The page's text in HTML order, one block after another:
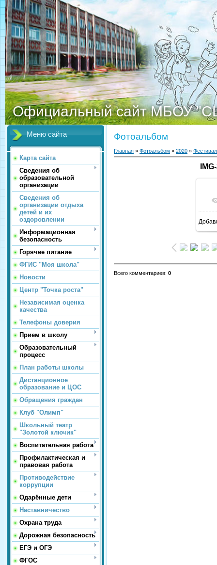
Официальный сайт МБОУ
Меню сайта
Карта сайта
Сведения об
образовательной
организации
Сведения об
организации отдыха
детей и их
оздоровлении
Информационная
безопасность
Горячее питание
ФГИС "Моя школа"
Новости
Центр "Точка роста"
Независимая оценка
качества
Телефоны доверия
Прием в школу
Образовательный
процесс
План работы школы
Дистанционное
образование и ЦОС
Обращения граждан
Клуб "Олимп"
Школьный театр
"Золотой ключик"
Воспитательная работа
Профилактическая и
правовая работа
Противодействие
коррупции
Одарённые дети
Наставничество
Охрана труда
Дорожная безопасность
ЕГЭ и ОГЭ
ФГОС
Фотоальбом
Главная » Фотоальбом » 2020 »
Всего комментариев: 0